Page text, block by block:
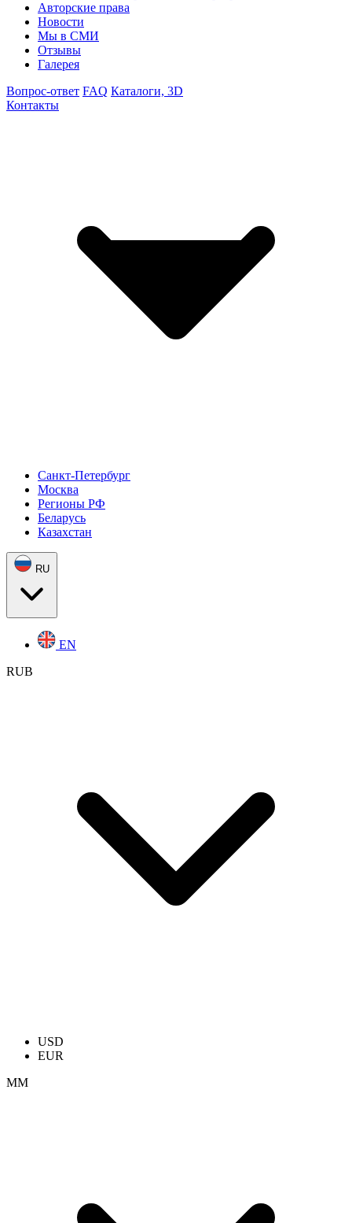
Авторские права
Новости
Мы в СМИ
Отзывы
Галерея
Вопрос-ответ FAQ Каталоги, 3D
Контакты
Санкт-Петербург
Москва
Регионы РФ
Беларусь
Казахстан
RU
EN
RUB
USD
EUR
ММ